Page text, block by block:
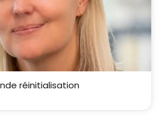
réinitialisation